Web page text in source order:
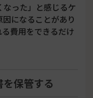
なった」と感じるケ
になることがあり
費用をできるだけ
保管する